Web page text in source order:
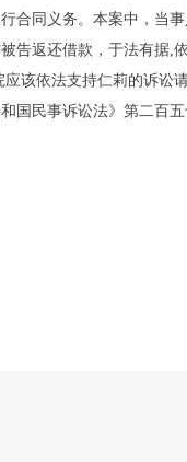
同义务。本案中，当事
告返还借款，于法有据,
该依法支持仁莉的诉讼
国民事诉讼法》第二百